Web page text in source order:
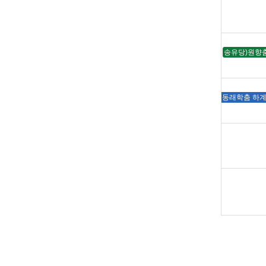
송유당)원향
동래학춤 하